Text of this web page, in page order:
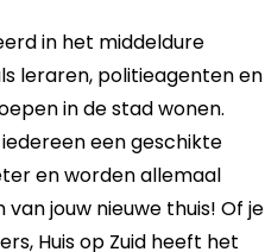
in het middeldure
leraren, politieagenten en
in de stad wonen.
een geschikte
en worden allemaal
jouw nieuwe thuis! Of je
Huis op Zuid heeft het